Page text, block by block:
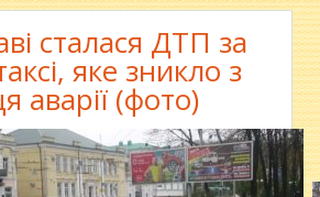
сталася ДТП за
яке зникло з
аварії (фото)